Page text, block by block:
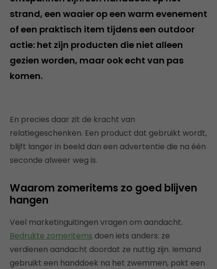
strand, een waaier op een warm evenement
of een praktisch item tijdens een outdoor
actie: het zijn producten die niet alleen
gezien worden, maar ook echt van pas
komen.
En precies daar zit de kracht van
relatiegeschenken. Een product dat gebruikt wordt,
blijft langer in beeld dan een advertentie die na één
seconde alweer weg is.
Waarom zomeritems zo goed blijven
hangen
Veel marketinguitingen vragen om aandacht.
Bedrukte zomeritems doen iets anders: ze
verdienen aandacht doordat ze nuttig zijn. Iemand
gebruikt een handdoek na het zwemmen, pakt een